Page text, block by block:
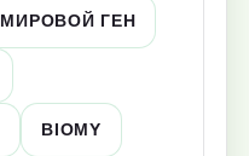
МИРОВОЙ ГЕН
BIOMY